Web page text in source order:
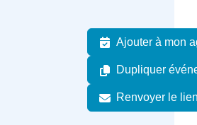
Ajouter à mon
Dupliquer
Renvoyer le